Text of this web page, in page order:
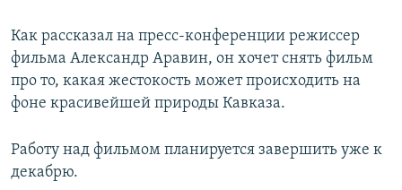
Как рассказал на пресс-конференции режиссер
фильма Александр Аравин, он хочет снять фильм
про то, какая жестокость может происходить на
фоне красивейшей природы Кавказа.
Работу над фильмом планируется завершить уже к
декабрю.